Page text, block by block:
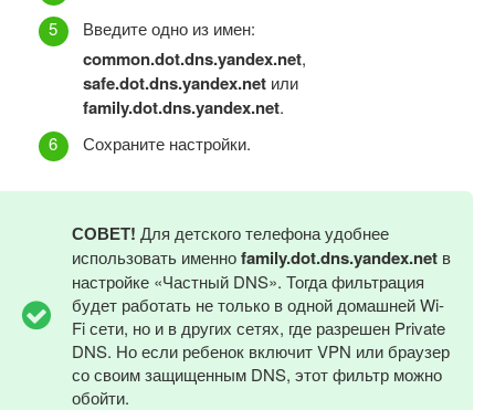
Введите одно из имен:
common.dot.dns.yandex.net,
safe.dot.dns.yandex.net или
family.dot.dns.yandex.net.
Сохраните настройки.
СОВЕТ! Для детского телефона удобнее
использовать именноfamily.dot.dns.yandex.net в
настройке «Частный DNS». Тогда фильтрация
будет работать не только в одной домашней Wi-
Fi сети, но и в других сетях, где разрешен Private
DNS. Но если ребенок включит VPN или браузер
со своим защищенным DNS, этот фильтр можно
обойти.